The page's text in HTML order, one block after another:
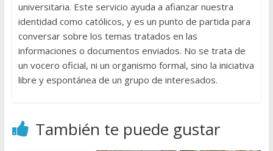
universitaria. Este servicio ayuda a afianzar nuestra
identidad como católicos, y es un punto de partida para
conversar sobre los temas tratados en las
informaciones o documentos enviados. No se trata de
un vocero oficial, ni un organismo formal, sino la iniciativa
libre y espontánea de un grupo de interesados.
También te puede gustar